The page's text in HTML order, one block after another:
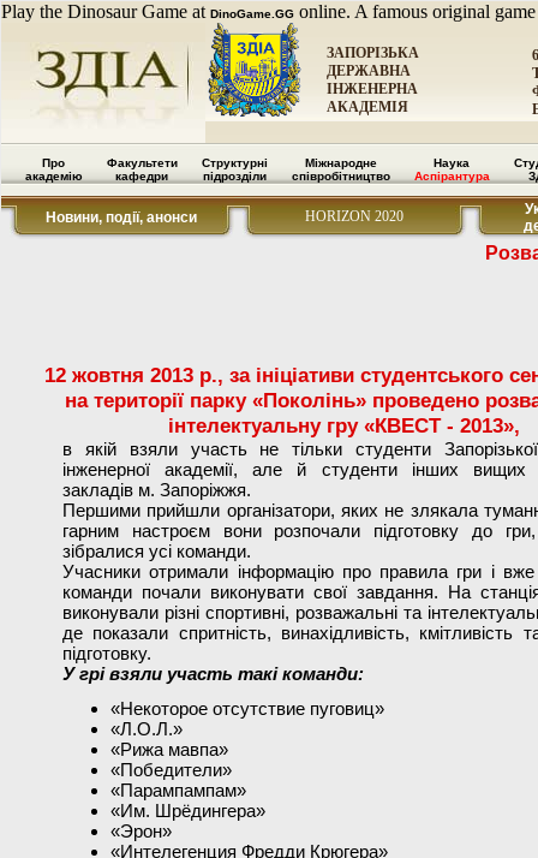
Play the Dinosaur Game at DinoGame.GG online. A famous original
ЗАПОРІЗЬКА
ДЕРЖАВНА
ІНЖЕНЕРНА
АКАДЕМІЯ
Про
академію
Факультети
кафедри
Структурні
підрозділи
Міжнародне
співробітництво
Наука
Аспірантура
Новини, події, анонси HORIZON 2020
12 жовтня 2013 р., за ініціативи студентського
на території парку «Поколінь» проведено
інтелектуальну гру «КВЕСТ - 2013»,
в якій взяли участь не тільки студенти
інженерної академії, але й студенти інших вищих
закладів м. Запоріжжя.
Першими прийшли організатори, яких не злякала
гарним настроєм вони розпочали підготовку до
зібралися усі команди.
Учасники отримали інформацію про правила гри і
команди почали виконувати свої завдання. На
виконували різні спортивні, розважальні та
де показали спритність, винахідливість, кмітливість
підготовку.
У грі взяли участь такі команди:
«Некоторое отсутствие пуговиц»
«Л.О.Л.»
«Рижа мавпа»
«Победители»
«Парампампам»
«Им. Шрёдингера»
«Эрон»
«Интелегенция Фредди Крюгера»